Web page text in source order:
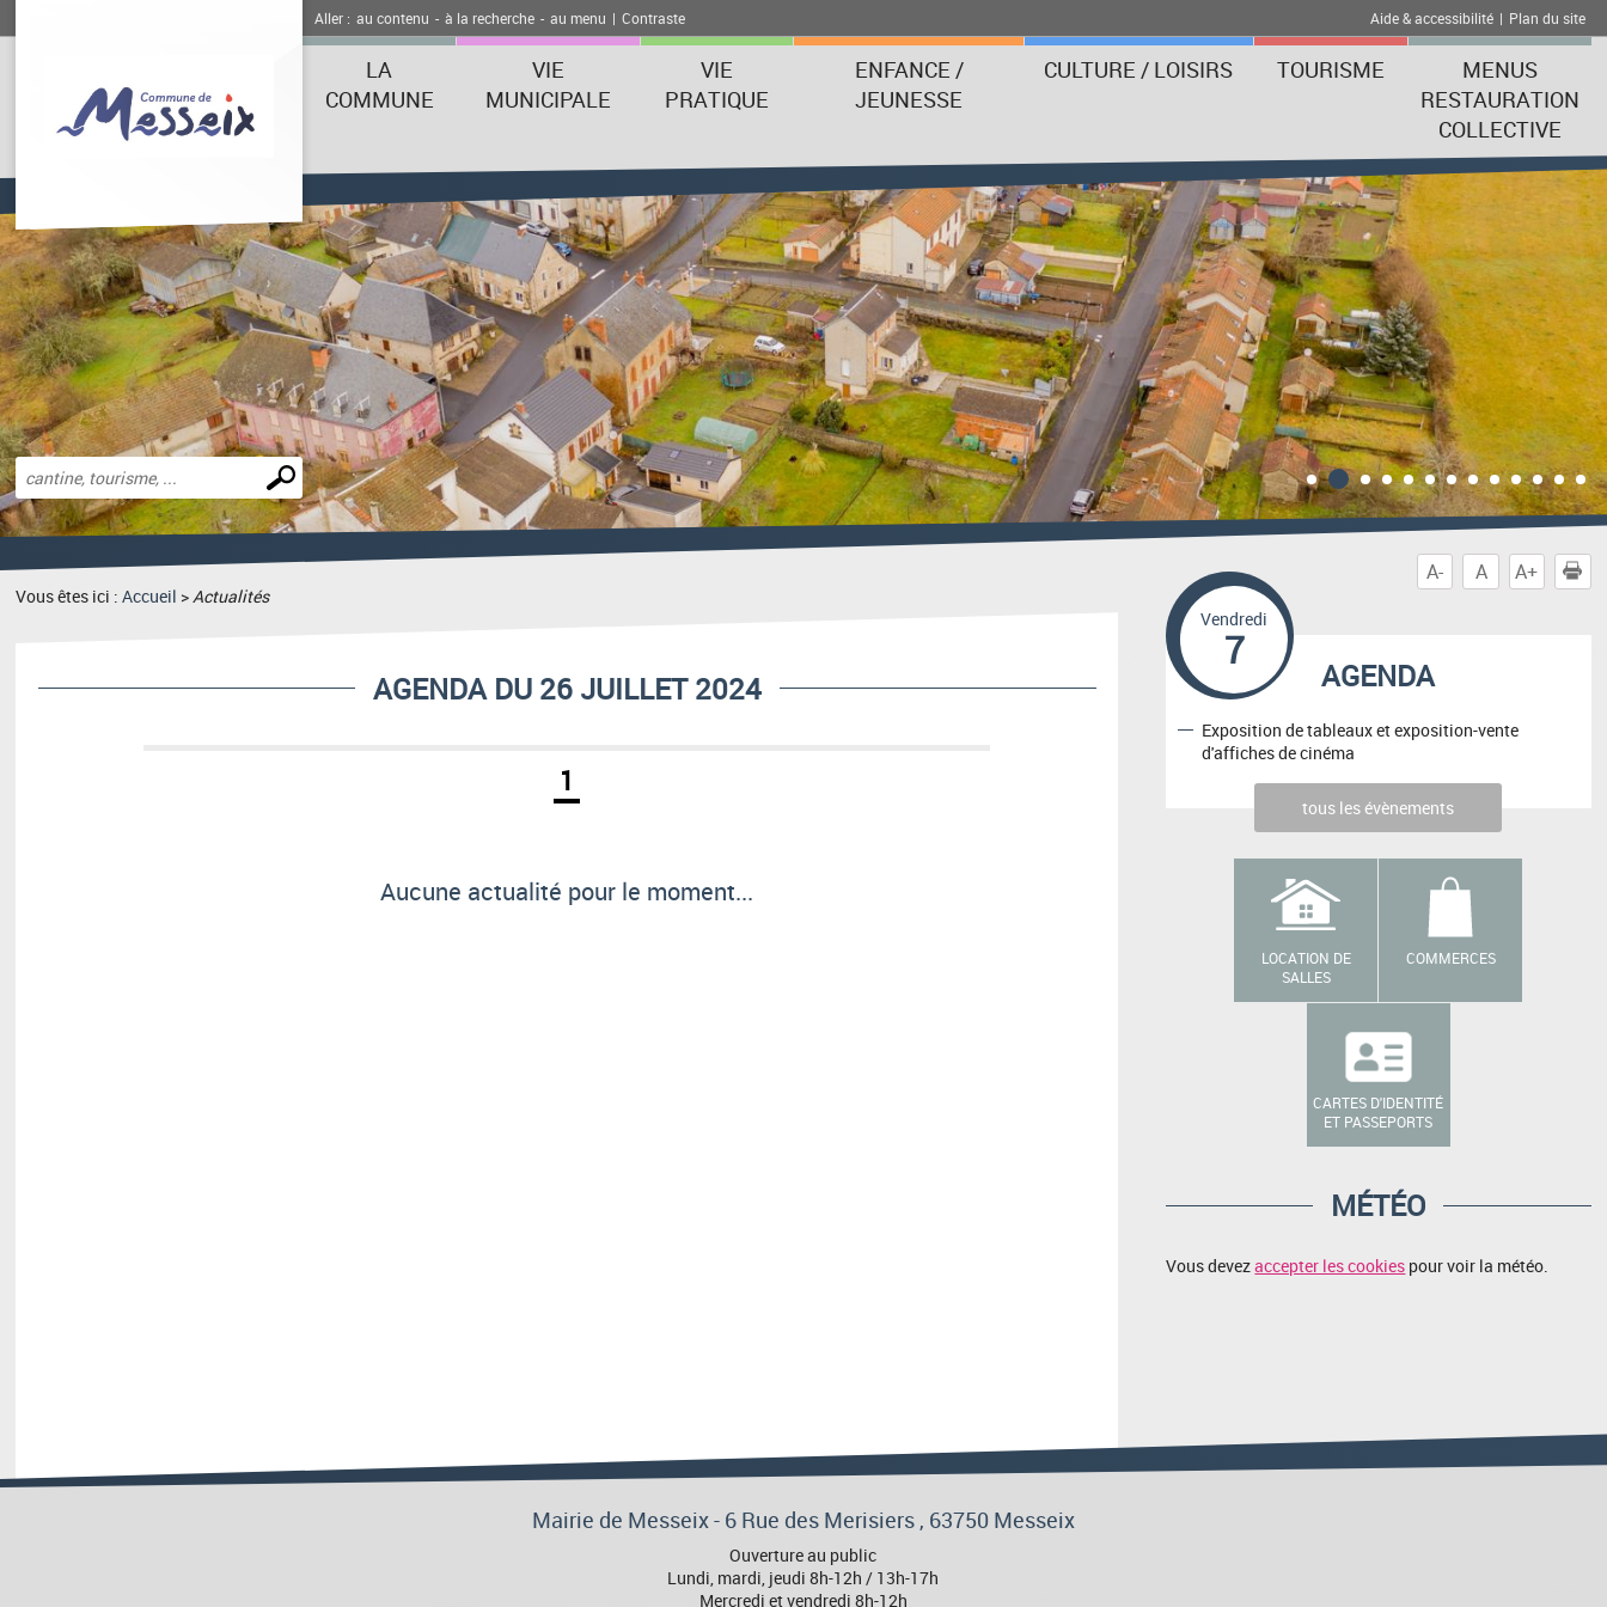
Aller : au contenu - à la recherche - au menu | Contraste Aide & accessibilité | Plan du site
LA
COMMUNE
VIE
MUNICIPALE
VIE
PRATIQUE
ENFANCE /
JEUNESSE
CULTURE / LOISIRS TOURISME
MENUS
RESTAURATION
COLLECTIVE
Effectuer
une
recherche
A- A A+
Vous êtes ici :Accueil >Actualités
AGENDA DU 26 JUILLET 2024
1
Aucune actualité pour le moment...
AGENDA
Vendredi
7
Exposition de tableaux et exposition-vente
d'affiches de cinéma
tous les évènements
LOCATION DE
SALLES
COMMERCES
CARTES D'IDENTITÉ
ET PASSEPORTS
MÉTÉO
Vous devezaccepter les cookies pour voir la météo.
Mairie de Messeix - 6 Rue des Merisiers , 63750 Messeix
Ouverture au public
Lundi, mardi, jeudi 8h-12h / 13h-17h
Mercredi et vendredi 8h-12h